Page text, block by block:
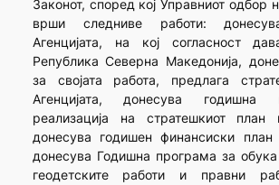
Законот, според кој Управниот одбор
врши следниве работи:
Агенцијата, на кој согласност
Република Северна Македонија,
за својата работа, предлага
Агенцијата, донесува годишна
реализација на стратешкиот план
донесува годишен финансиски план
донесува Годишна програма за
геодетските работи и правни